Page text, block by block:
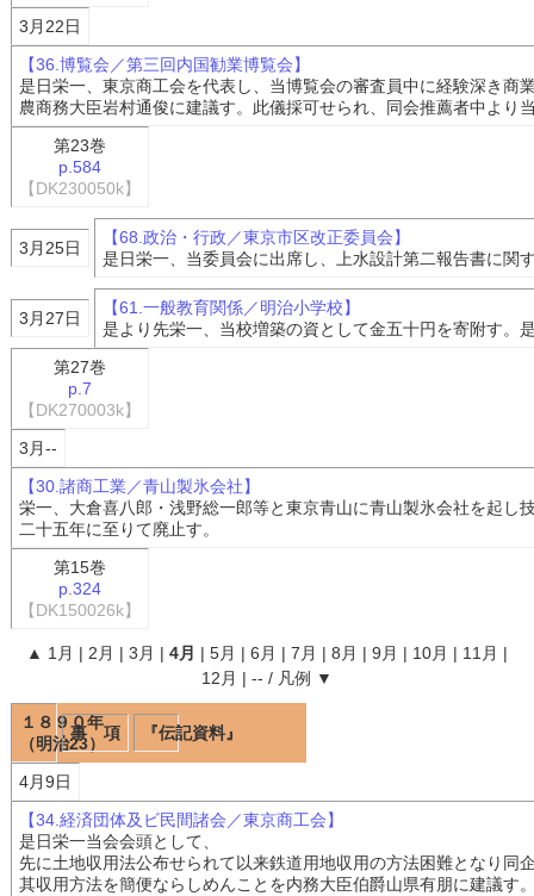
3月22日
【36.博覧会／第三回内国勧業博覧会】
是日栄一、東京商工会を代表し、当博覧会の審査員中に経験深き商
農商務大臣岩村通俊に建議す。此儀採可せられ、同会推薦者中より
第23巻
p.584
【DK230050k】
3月25日
【68.政治・行政／東京市区改正委員会】
是日栄一、当委員会に出席し、上水設計第二報告書に関
3月27日
【61.一般教育関係／明治小学校】
是より先栄一、当校増築の資として金五十円を寄附す。
第27巻
p.7
【DK270003k】
3月--
【30.諸商工業／青山製氷会社】
栄一、大倉喜八郎・浅野総一郎等と東京青山に青山製氷会社を起
二十五年に至りて廃止す。
第15巻
p.324
【DK150026k】
▲ 1月 | 2月 | 3月 | 4月 | 5月 | 6月 | 7月 | 8月 | 9月 | 10月 | 11月 |
12月 | -- / 凡例 ▼
１８９０年
（明治23）
事 項 『伝記資料』
4月9日
【34.経済団体及ビ民間諸会／東京商工会】
是日栄一当会会頭として、
先に土地収用法公布せられて以来鉄道用地収用の方法困難となり同
其収用方法を簡便ならしめんことを内務大臣伯爵山県有朋に建議す